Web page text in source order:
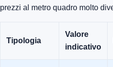
prezzi al metro quadro molto
Tipologia
Valore
indicativo